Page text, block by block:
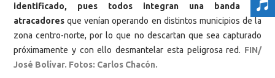
identificado, pues todos integran una banda de
atracadores que venían operando en distintos municipios de la
zona centro-norte, por lo que no descartan que sea capturado
próximamente y con ello desmantelar esta peligrosa red. FIN/
José Bolívar. Fotos: Carlos Chacón.